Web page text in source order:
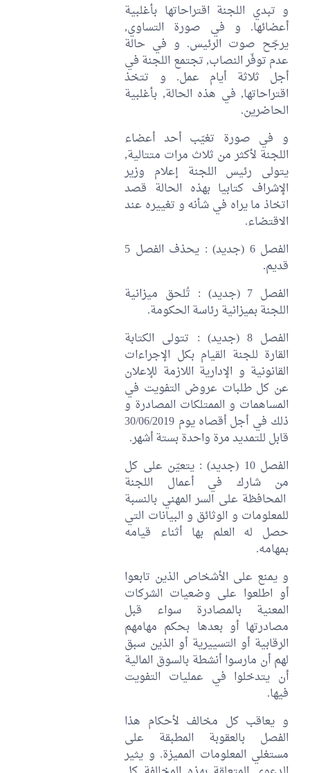
و تبدي اللجنة اقتراحاتها بأغلبية
أعضائها. و في صورة التساوي,
يرجّح صوت الرئيس. و في حالة
عدم توفّر النصاب, تجتمع اللجنة في
أجل ثلاثة أيام عمل. و تتخذ
اقتراحاتها, في هذه الحالة, بأغلبية
الحاضرين.
و في صورة تغيّب أحد أعضاء
اللجنة لأكثر من ثلاث مرات متتالية,
يتولى رئيس اللجنة إعلام وزير
الإشراف كتابيا بهذه الحالة قصد
اتخاذ ما يراه في شأنه و تغييره عند
الاقتضاء.
الفصل 6 (جديد) : يحذف الفصل 5
قديم.
الفصل 7 (جديد) : تُلحق ميزانية
اللجنة بميزانية رئاسة الحكومة.
الفصل 8 (جديد) : تتولى الكتابة
القارة للجنة القيام بكل الإجراءات
القانونية و الإدارية اللازمة للإعلان
عن كل طلبات عروض التفويت في
المساهمات و الممتلكات المصادرة و
ذلك في أجل أقصاه يوم 30/06/2019
قابل للتمديد مرة واحدة بستة أشهر.
الفصل 10 (جديد) : يتعيّن على كل
من شارك في أعمال اللجنة
المحافظة على السر المهني بالنسبة
للمعلومات و الوثائق و البيانات التي
حصل له العلم بها أثناء قيامه
بمهامه.
و يمنع على الأشخاص الذين تابعوا
أو اطلعوا على وضعيات الشركات
المعنية بالمصادرة سواء قبل
مصادرتها أو بعدها بحكم مهامهم
الرقابية أو التسييرية أو الذين سبق
لهم أن مارسوا أنشطة بالسوق المالية
أن يتدخلوا في عمليات التفويت
فيها.
و يعاقب كل مخالف لأحكام هذا
الفصل بالعقوبة المطبقة على
مستغلي المعلومات المميزة. و يثير